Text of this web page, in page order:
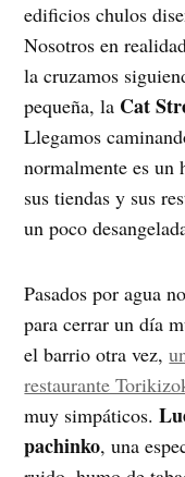
edificios chulos
Nosotros en
la cruzamos
pequeña, la Cat
Llegamos
normalmente es un
sus tiendas y sus
un poco
Pasados por agua
para cerrar un día
el barrio otra vez,
restaurante
muy simpáticos.
pachinko, una